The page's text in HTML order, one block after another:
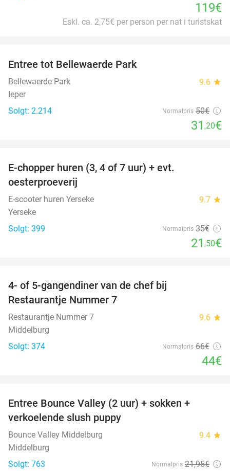
119€
Eskl. ca. 2,75€ per person per nat i turistskat
Entree tot Bellewaerde Park
Bellewaerde Park 9.6 star
Ieper
Solgt: 2.214
Normalpris 50€
31 ,20€
E-chopper huren (3, 4 of 7 uur) + evt.
oesterproeverij
E-scooter huren Yerseke 9.7 star
Yerseke
Solgt: 399
Normalpris 35€
21 ,50€
4- of 5-gangendiner van de chef bij
Restaurantje Nummer 7
Restaurantje Nummer 7 9.6 star
Middelburg
Solgt: 374
Normalpris 66€
44€
Entree Bounce Valley (2 uur) + sokken +
verkoelende slush puppy
Bounce Valley Middelburg 9.4 star
Middelburg
Solgt: 763
Normalpris 21,95€